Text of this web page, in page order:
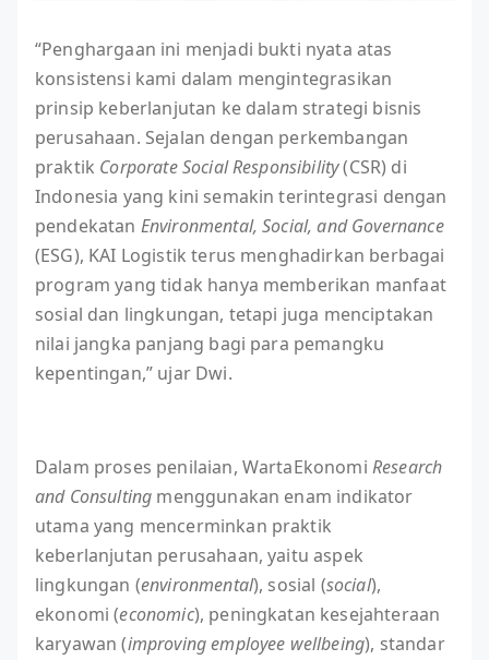
“Penghargaan ini menjadi bukti nyata atas
konsistensi kami dalam mengintegrasikan
prinsip keberlanjutan ke dalam strategi bisnis
perusahaan. Sejalan dengan perkembangan
praktik Corporate Social Responsibility(CSR) di
Indonesia yang kini semakin terintegrasi dengan
pendekatan Environmental, Social, and Governance
(ESG), KAI Logistik terus menghadirkan berbagai
program yang tidak hanya memberikan manfaat
sosial dan lingkungan, tetapi juga menciptakan
nilai jangka panjang bagi para pemangku
kepentingan,” ujar Dwi.
Dalam proses penilaian, WartaEkonomi Research
and Consulting menggunakan enam indikator
utama yang mencerminkan praktik
keberlanjutan perusahaan, yaitu aspek
lingkungan (environmental), sosial (social),
ekonomi (economic), peningkatan kesejahteraan
karyawan (improving employee wellbeing), standar